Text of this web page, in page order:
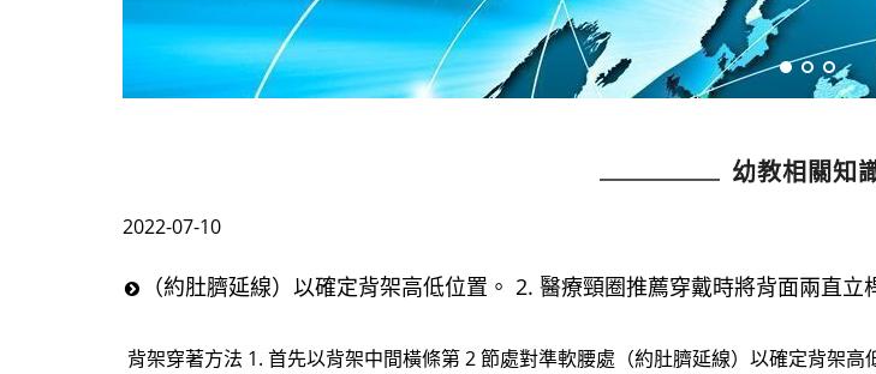
幼教相關知
2022-07-10
（約肚臍延線）以確定背架高低位置。 2. 醫療頸圈推薦穿戴時將背面兩直立
背架穿著方法 1. 首先以背架中間橫條第 2 節處對準軟腰處（約肚臍延線）以確定背架高